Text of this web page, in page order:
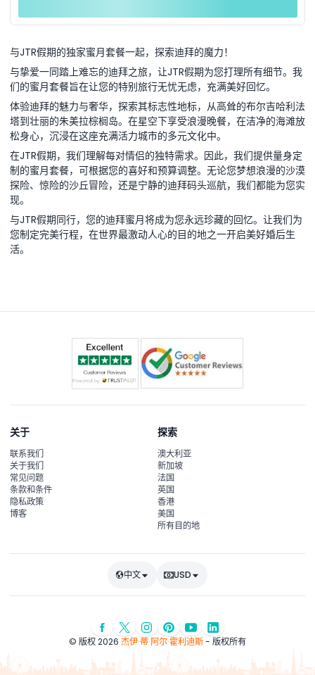
与JTR假期的独家蜜月套餐一起，探索迪拜的魔力！
与挚爱一同踏上难忘的迪拜之旅，让JTR假期为您打理所有细节。我
们的蜜月套餐旨在让您的特别旅行无忧无虑，充满美好回忆。
体验迪拜的魅力与奢华，探索其标志性地标，从高耸的布尔吉哈利法
塔到壮丽的朱美拉棕榈岛。在星空下享受浪漫晚餐，在洁净的海滩放
松身心，沉浸在这座充满活力城市的多元文化中。
在JTR假期，我们理解每对情侣的独特需求。因此，我们提供量身定
制的蜜月套餐，可根据您的喜好和预算调整。无论您梦想浪漫的沙漠
探险、惊险的沙丘冒险，还是宁静的迪拜码头巡航，我们都能为您实
现。
与JTR假期同行，您的迪拜蜜月将成为您永远珍藏的回忆。让我们为
您制定完美行程，在世界最激动人心的目的地之一开启美好婚后生
活。
关于
联系我们
关于我们
常见问题
条款和条件
隐私政策
博客
探索
澳大利亚
新加坡
法国
英国
香港
美国
所有目的地
中文 USD
© 版权 2026 杰伊·蒂·阿尔·霍利迪斯- 版权所有